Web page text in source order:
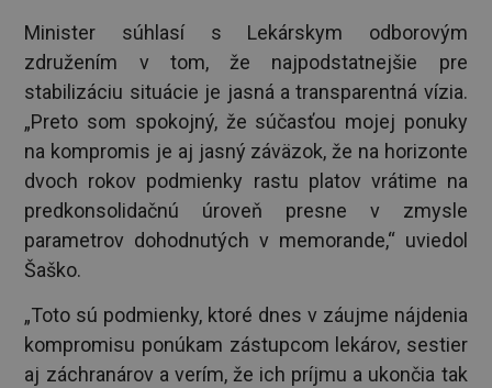
Minister súhlasí s Lekárskym odborovým
združením v tom, že najpodstatnejšie pre
stabilizáciu situácie je jasná a transparentná vízia.
„Preto som spokojný, že súčasťou mojej ponuky
na kompromis je aj jasný záväzok, že na horizonte
dvoch rokov podmienky rastu platov vrátime na
predkonsolidačnú úroveň presne v zmysle
parametrov dohodnutých v memorande,“ uviedol
Šaško.
„Toto sú podmienky, ktoré dnes v záujme nájdenia
kompromisu ponúkam zástupcom lekárov, sestier
aj záchranárov a verím, že ich príjmu a ukončia tak